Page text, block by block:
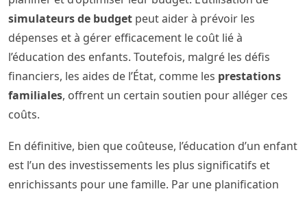
simulateurs de budget peut aider à prévoir les
dépenses et à gérer efficacement le coût lié à
l’éducation des enfants. Toutefois, malgré les défis
financiers, les aides de l’État, comme les prestations
familiales, offrent un certain soutien pour alléger ces
coûts.
En définitive, bien que coûteuse, l’éducation d’un enfant
est l’un des investissements les plus significatifs et
enrichissants pour une famille. Par une planification